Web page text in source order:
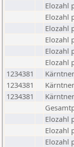
Elozahl
Elozahl
Elozahl
Elozahl
Elozahl
Elozahl
1234381
1234381
1234381
Elozahl
Elozahl
Elozahl